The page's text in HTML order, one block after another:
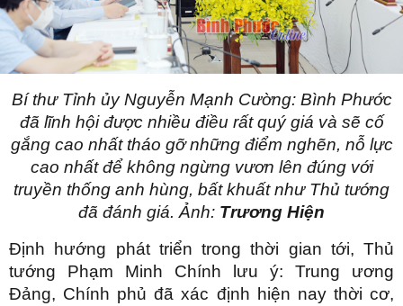
Bí thư Tỉnh ủy Nguyễn Mạnh Cường: Bình Phước
đã lĩnh hội được nhiều điều rất quý giá và sẽ cố
gắng cao nhất tháo gỡ những điểm nghẽn, nỗ lực
cao nhất để không ngừng vươn lên đúng với
truyền thống anh hùng, bất khuất như Thủ tướng
đã đánh giá. Ảnh: Trương Hiện
Định hướng phát triển trong thời gian tới, Thủ
tướng Phạm Minh Chính lưu ý: Trung ương
Đảng, Chính phủ đã xác định hiện nay thời cơ,